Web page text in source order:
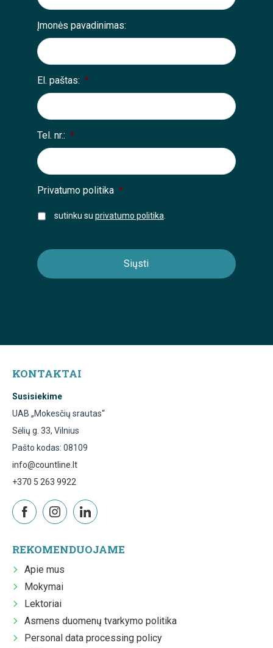
Įmonės pavadinimas:
El. paštas: *
Tel. nr.: *
Privatumo politika *
sutinku su privatumo politika
KONTAKTAI
Susisiekime
UAB „Mokesčių srautas“
Sėlių g. 33, Vilnius
Pašto kodas: 08109
info@countline.lt
+370 5 263 9922
REKOMENDUOJAME
Apie mus
Mokymai
Lektoriai
Asmens duomenų tvarkymo politika
Personal data processing policy